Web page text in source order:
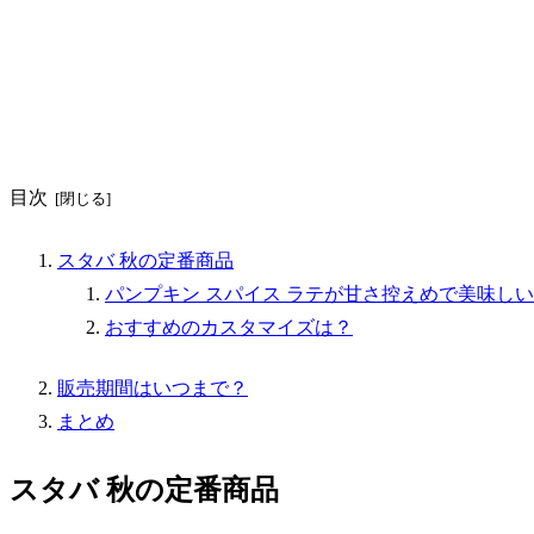
目次
スタバ 秋の定番商品
パンプキン スパイス ラテが甘さ控えめで美味し
おすすめのカスタマイズは？
販売期間はいつまで？
まとめ
スタバ 秋の定番商品